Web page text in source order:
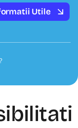
Utile